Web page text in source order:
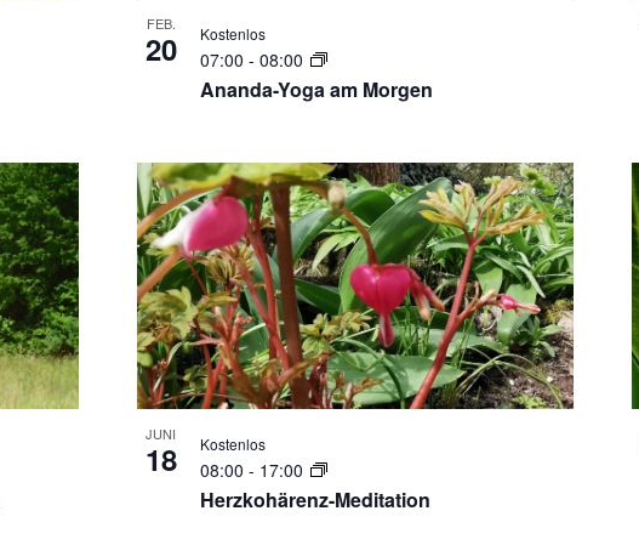
FEB.
20
Ananda-Yoga am Morgen
07:00 - 08:00
Kostenlos
JUNI
18
Herzkohärenz-Meditation
08:00 - 17:00
Kostenlos